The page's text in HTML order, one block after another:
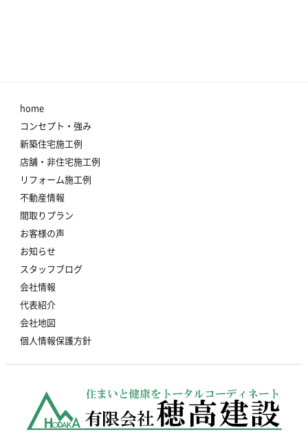
home
コンセプト・強み
新築住宅施工例
店舗・非住宅施工例
リフォーム施工例
不動産情報
間取りプラン
お客様の声
お知らせ
スタッフブログ
会社情報
代表紹介
会社地図
個人情報保護方針